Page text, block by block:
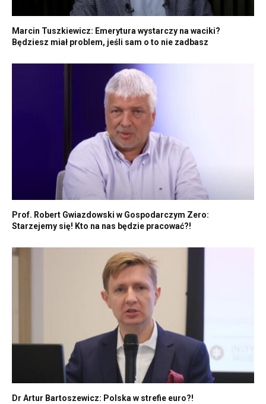
Marcin Tuszkiewicz: Emerytura wystarczy na waciki?
Będziesz miał problem, jeśli sam o to nie zadbasz
Prof. Robert Gwiazdowski w Gospodarczym Zero:
Starzejemy się! Kto na nas będzie pracować?!
Dr Artur Bartoszewicz: Polska w strefie euro?!